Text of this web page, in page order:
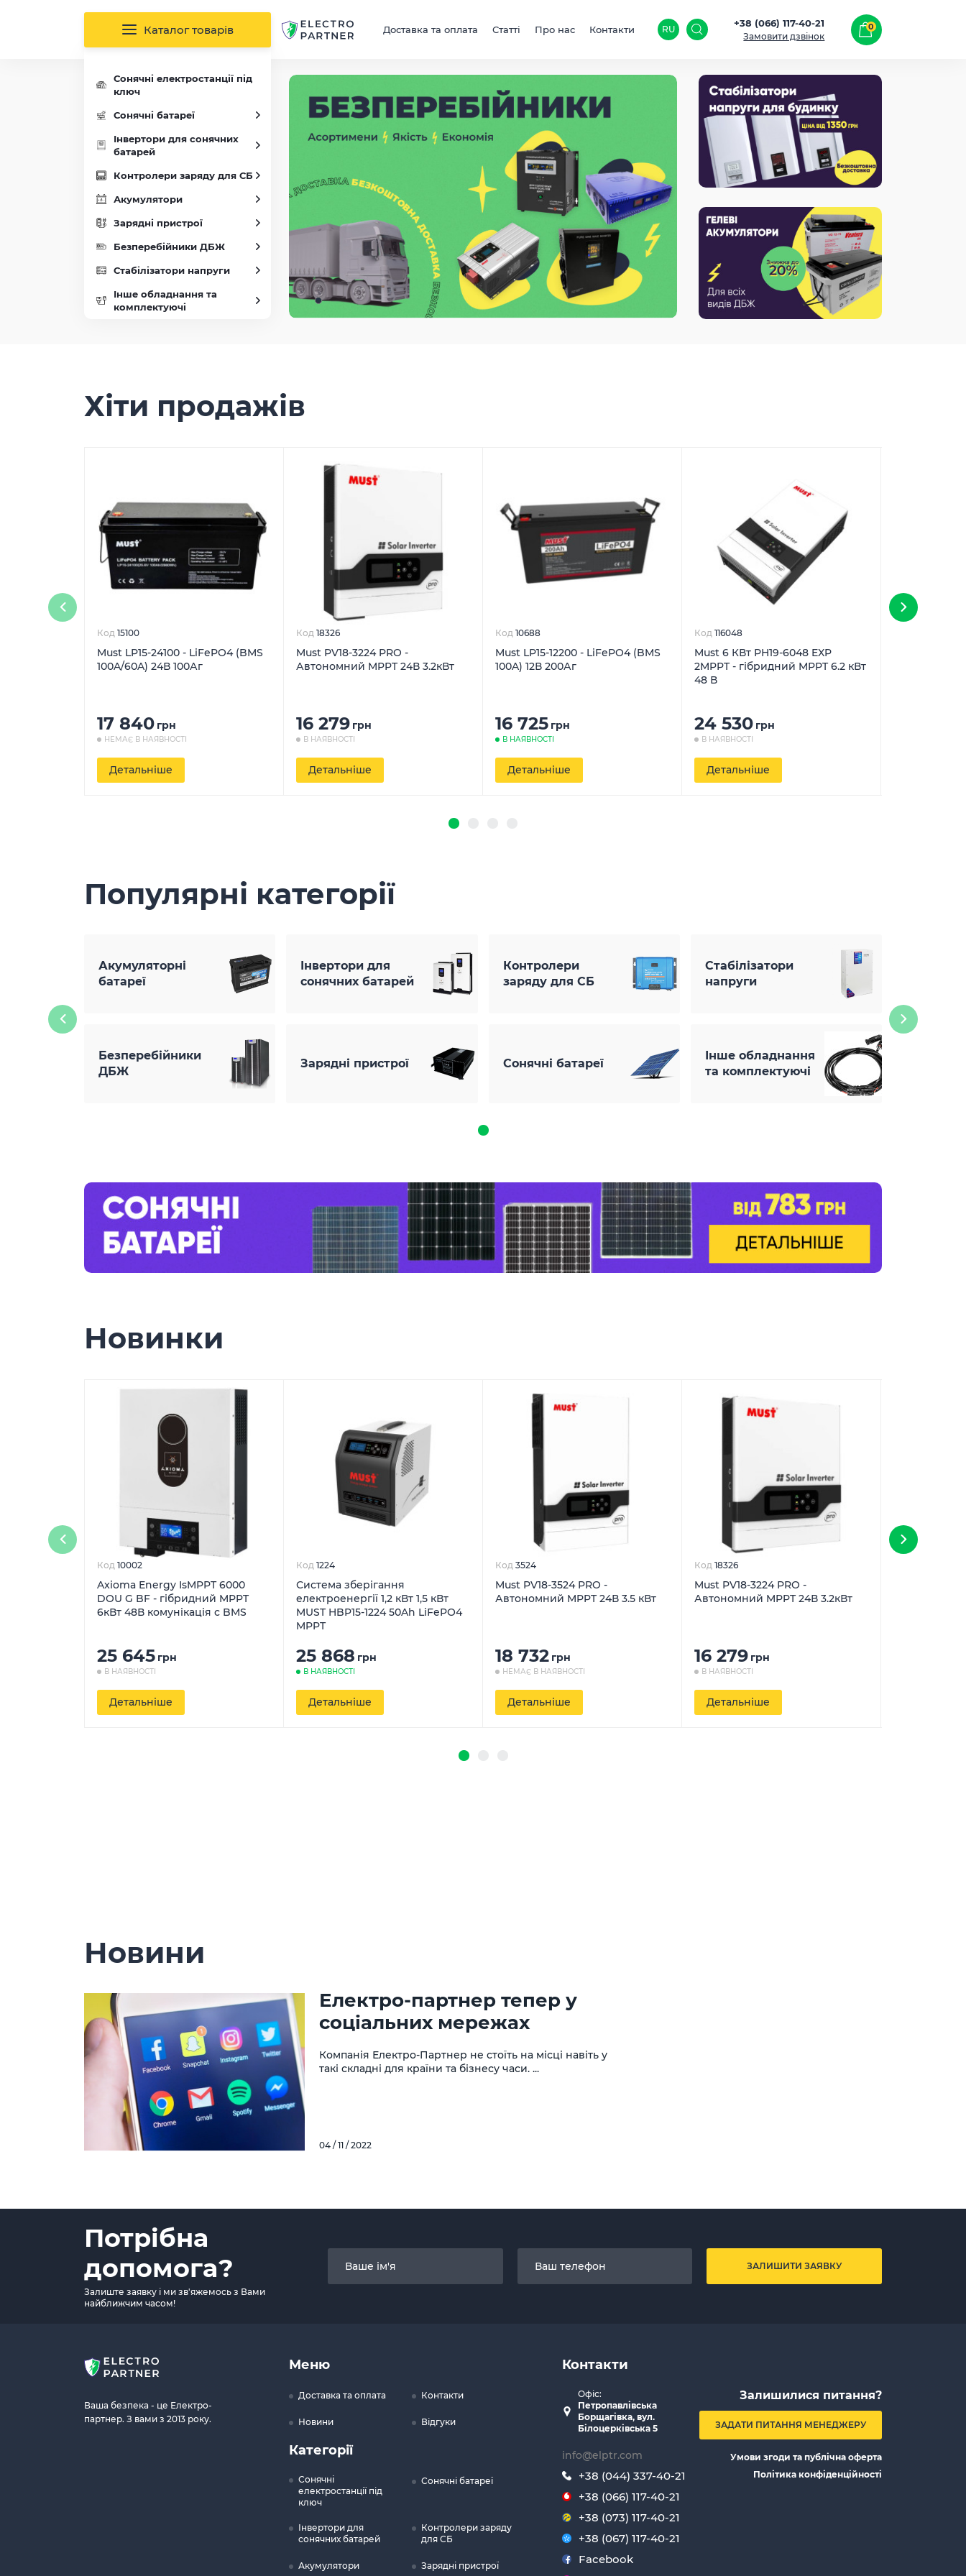
Каталог товарів
Сонячні електростанції під
ключ
Сонячні батареї
Інвертори для сонячних
батарей
Контролери заряду для СБ
Акумулятори
Зарядні пристрої
Безперебійники ДБЖ
Стабілізатори напруги
Інше обладнання та
комплектуючі
Доставка та оплата Статті Про нас Контакти RU
+38 (066) 117-40-21
Замовити дзвінок
0
Хіти продажів
Код 15100
Must LP15-24100 - LiFePO4 (BMS
100A/60A) 24В 100Аг
17 840 грн
НЕМАЄ В НАЯВНОСТІ
Детальніше
Код 18326
Must PV18-3224 PRO -
Автономний MPPT 24В 3.2кВт
16 279 грн
В НАЯВНОСТІ
Детальніше
Код 10688
Must LP15-12200 - LiFePO4 (BMS
100A) 12В 200Аг
16 725 грн
В НАЯВНОСТІ
Детальніше
Код 116048
Must 6 КВт PH19-6048 EXP
2MPPT - гібридний MPPT 6.2 кВт
48 В
24 530 грн
В НАЯВНОСТІ
Детальніше
Популярні категорії
Акумуляторні
батареї
Безперебійники
ДБЖ
Інвертори для
сонячних батарей
Зарядні пристрої
Контролери
заряду для СБ
Сонячні батареї
Стабілізатори
напруги
Інше обладнання
та комплектуючі
Новинки
Код 10002
Axioma Energy IsMPPT 6000
DOU G BF - гібридний MPPT
6кВт 48В комунікація с BMS
25 645 грн
В НАЯВНОСТІ
Детальніше
Код 1224
Система зберігання
електроенергії 1,2 кВт 1,5 кВт
MUST HBP15-1224 50Ah LiFePО4
MPPT
25 868 грн
В НАЯВНОСТІ
Детальніше
Код 3524
Must PV18-3524 PRO -
Автономний MPPT 24В 3.5 кВт
18 732 грн
НЕМАЄ В НАЯВНОСТІ
Детальніше
Код 18326
Must PV18-3224 PRO -
Автономний MPPT 24В 3.2кВт
16 279 грн
В НАЯВНОСТІ
Детальніше
Новини
Електро-партнер тепер у
соціальних мережах
Компанія Електро-Партнер не стоїть на місці навіть у
такі складні для країни та бізнесу часи. ...
04 / 11 / 2022
Потрібна
допомога?
Залиште заявку і ми зв'яжемось з Вами
найближчим часом!
ЗАЛИШИТИ ЗАЯВКУ
Ваша безпека - це Електро-
партнер. З вами з 2013 року.
Меню
Доставка та оплата Контакти
Новини Відгуки
Категорії
Сонячні
електростанції під
ключ
Сонячні батареї
Інвертори для
сонячних батарей
Контролери заряду
для СБ
Акумулятори Зарядні пристрої
Контакти
Офіс:
Петропавлівська
Борщагівка, вул.
Білоцерківська 5
info@elptr.com
+38 (044) 337-40-21
+38 (066) 117-40-21
+38 (073) 117-40-21
+38 (067) 117-40-21
Facebook
Залишилися питання?
ЗАДАТИ ПИТАННЯ МЕНЕДЖЕРУ
Умови згоди та публічна оферта
Політика конфіденційності